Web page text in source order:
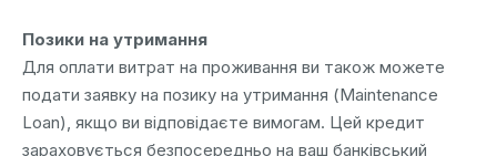
Позики на утримання
Для оплати витрат на проживання ви також можете
подати заявку на позику на утримання (Maintenance
Loan), якщо ви відповідаєте вимогам. Цей кредит
зараховується безпосередньо на ваш банківський